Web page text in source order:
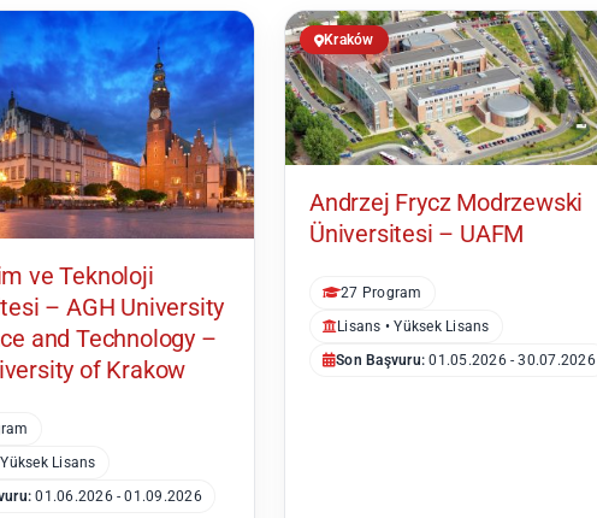
ve Teknoloji
– AGH University
and Technology –
of Krakow
Lisans
01.06.2026 - 01.09.2026
Kraków
Andrzej Frycz Modrzewski
Üniversitesi – UAFM
27 Program
Lisans • Yüksek Lisans
Son Başvuru: 01.05.2026 - 30.07.2026